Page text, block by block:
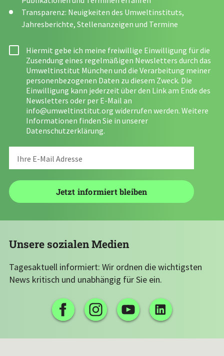
Transparenz: Neuigkeiten des Umweltinstituts,
Jahresberichte, Stellenanzeigen und Termine
Hiermit gebe ich meine freiwillige Einwilligung für die
Zusendung eines regelmäßigen Newsletters durch das
Umweltinstitut München und die Verarbeitung meiner
personenbezogenen Daten zu diesem Zweck. Die
Einwilligung kann jederzeit über den Link am Ende des
Newsletters oder per E-Mail an
info@umweltinstitut.org widerrufen werden. Weitere
Informationen finden Sie in unserer
Datenschutzerklärung.
Unsere sozialen Medien
Tagesaktuell informiert: Wir ordnen die wichtigsten
News kritisch und unabhängig für Sie ein.